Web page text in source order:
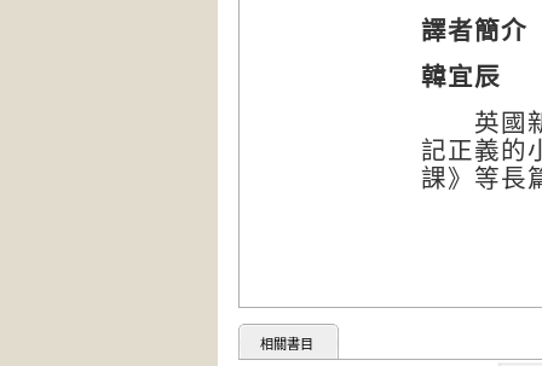
譯者簡介
韓宜辰
英國新
記正義的
課》等長
相關書目